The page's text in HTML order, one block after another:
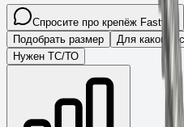
Спросите про крепёж Fasty…
Подобрать размер
Для какого
Нужен ТС/ТО